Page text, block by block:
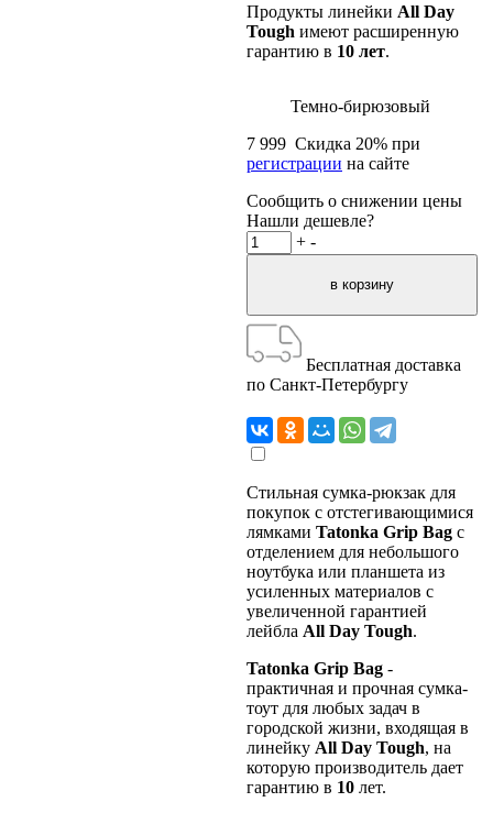
Продукты линейки All Day
Tough имеют расширенную
гарантию в 10 лет.
Темно-бирюзовый
7 999 Скидка 20% при
регистрации на сайте
Сообщить о снижении цены
Нашли дешевле?
+ -
Бесплатная доставка
по Санкт-Петербургу
Стильная сумка-рюкзак для
покупок с отстегивающимися
лямками Tatonka Grip Bag с
отделением для небольшого
ноутбука или планшета из
усиленных материалов с
увеличенной гарантией
лейбла All Day Tough.
Tatonka Grip Bag -
практичная и прочная сумка-
тоут для любых задач в
городской жизни, входящая в
линейку All Day Tough, на
которую производитель дает
гарантию в 10 лет.